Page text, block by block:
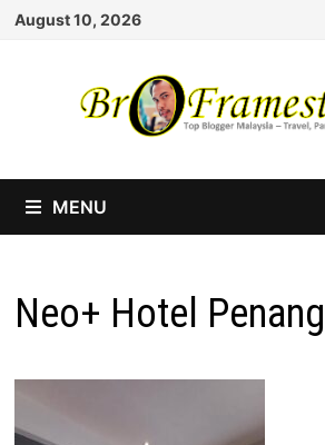
Skip
August 10, 2026
MENU
Neo+ Hotel